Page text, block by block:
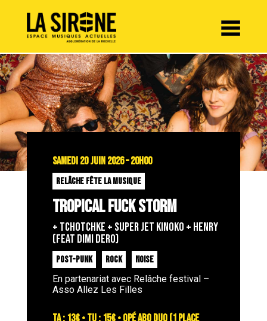
SAMEDI 20 JUIN 2026 – 20H00
RELÂCHE FÊTE LA MUSIQUE
TROPICAL FUCK STORM
+ TCHOTCHKE + SUPER JET KINOKO + HENRY
(FEAT DIMI DERO)
POST-PUNK ROCK
NOISE
En partenariat avec Relâche festival –
Asso Allez Les Filles
TA : 13€ • TU : 15€ • OPÉ ABO DUO (1 place